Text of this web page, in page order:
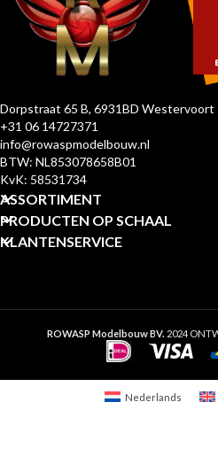
Dorpstraat 65 B, 6931BD Westervoort
+31 06 14727371
info@rowaspmodelbouw.nl
BTW: NL853078658B01
KvK: 58531734
ASSORTIMENT
PRODUCTEN OP SCHAAL
KLANTENSERVICE
ROWASP Modelbouw BV. 2024
Nederlands